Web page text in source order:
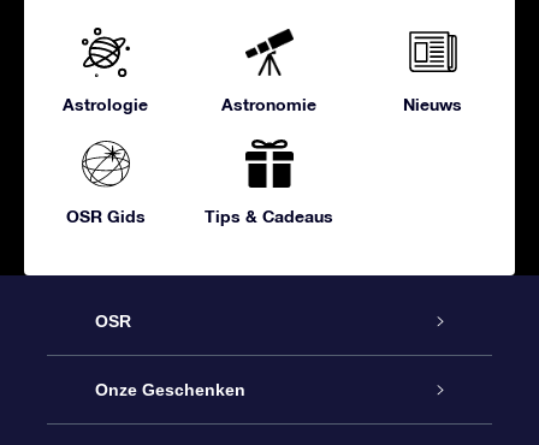
Astrologie Astronomie Nieuws
OSR Gids Tips & Cadeaus
OSR
Service
Onze Geschenken